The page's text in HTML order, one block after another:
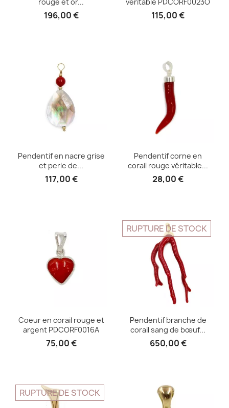
196,00 € 115,00 €
Pendentif en nacre grise
et perle de...
117,00 €
Pendentif corne en
corail rouge véritable...
28,00 €
Coeur en corail rouge et
argent PDCORF0016A
75,00 €
Pendentif branche de
corail sang de bœuf...
650,00 €
RUPTURE DE STOCK
RUPTURE DE STOCK